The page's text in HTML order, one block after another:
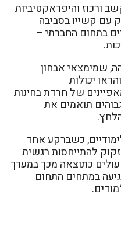
ורכוז והיפראקטיביות
עם קשייו בסביבה
בתחום החברתי –
שמימצאי אבחון
יכולות
של חרדת בחינות
תואמים את
כשברקע אחד
להתייחסות רגשית
כתוצאה מכך במערך
במתחים התחום